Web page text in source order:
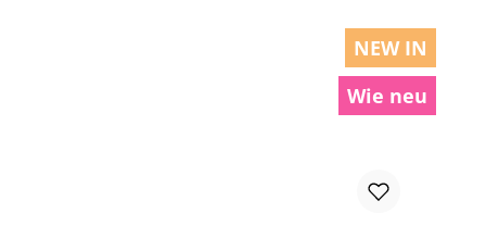
NEW IN
Wie neu